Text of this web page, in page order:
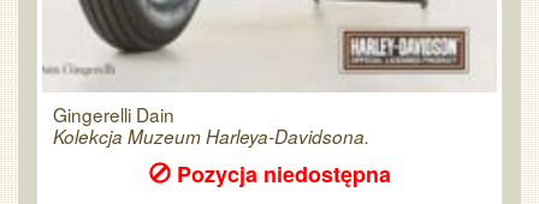
Gingerelli Dain
Kolekcja Muzeum Harleya-Davidsona.
Pozycja niedostępna